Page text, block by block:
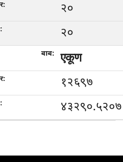
२०
२०
एकूण
१२६९७
४३२९०.५२०७